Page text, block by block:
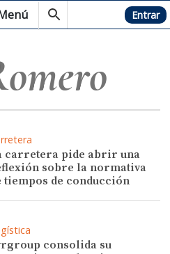
Hemeroteca Entrar
carretera pide abrir una
sobre la normativa
tiempos de conducción
consolida su